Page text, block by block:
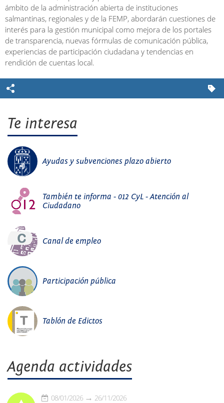
ámbito de la administración abierta de instituciones
salmantinas, regionales y de la FEMP, abordarán cuestiones de
interés para la gestión municipal como mejora de los portales
de transparencia, nuevas fórmulas de comunicación pública,
experiencias de participación ciudadana y tendencias en
rendición de cuentas local.
Te interesa
Ayudas y subvenciones plazo abierto
También te informa - 012 CyL - Atención al
Ciudadano
Canal de empleo
Participación pública
Tablón de Edictos
Agenda actividades
08/01/2026 26/11/2026